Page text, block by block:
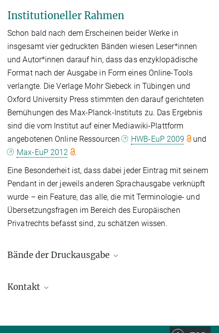
Institutioneller Rahmen
Schon bald nach dem Erscheinen beider Werke in
insgesamt vier gedruckten Bänden wiesen Leser*innen
und Autor*innen darauf hin, dass das enzyklopädische
Format nach der Ausgabe in Form eines Online-Tools
verlangte. Die Verlage Mohr Siebeck in Tübingen und
Oxford University Press stimmten den darauf gerichteten
Bemühungen des Max-Planck-Instituts zu. Das Ergebnis
sind die vom Institut auf einer Mediawiki-Plattform
angebotenen Online Ressourcen
HWB-EuP 2009
und
Max-EuP 2012
.
Eine Besonderheit ist, dass dabei jeder Eintrag mit seinem
Pendant in der jeweils anderen Sprachausgabe verknüpft
wurde – ein Feature, das alle, die mit Terminologie- und
Übersetzungsfragen im Bereich des Europäischen
Privatrechts befasst sind, zu schätzen wissen.
Bände der Druckausgabe
Lesezugriff
Kontakt